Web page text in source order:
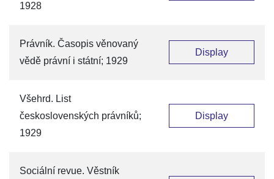
1928
Právník. Časopis věnovaný
vědě právní i státní; 1929
Display
Všehrd. List
československých právníků;
1929
Display
Sociální revue. Věstník